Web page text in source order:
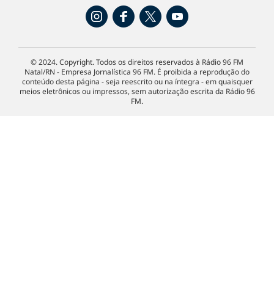
© 2024. Copyright. Todos os direitos reservados à Rádio 96 FM
Natal/RN - Empresa Jornalística 96 FM. É proibida a reprodução do
conteúdo desta página - seja reescrito ou na íntegra - em quaisquer
meios eletrônicos ou impressos, sem autorização escrita da Rádio 96
FM.